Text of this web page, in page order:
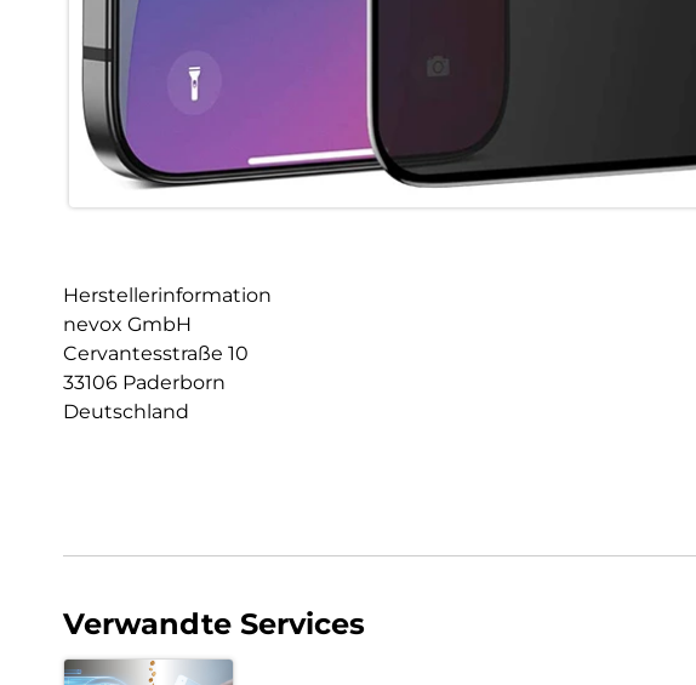
Herstellerinformation
nevox GmbH
Cervantesstraße 10
33106 Paderborn
Deutschland
Verwandte Services